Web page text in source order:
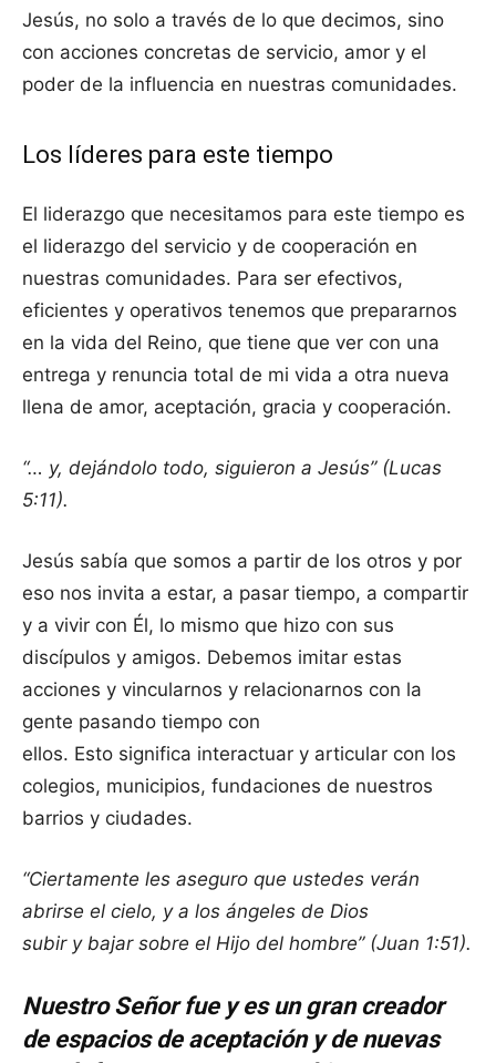
Jesús, no solo a través de lo que decimos, sino
con acciones concretas de servicio, amor y el
poder de la influencia en nuestras comunidades.
Los líderes para este tiempo
El liderazgo que necesitamos para este tiempo es
el liderazgo del servicio y de cooperación en
nuestras comunidades. Para ser efectivos,
eficientes y operativos tenemos que prepararnos
en la vida del Reino, que tiene que ver con una
entrega y renuncia total de mi vida a otra nueva
llena de amor, aceptación, gracia y cooperación.
“… y, dejándolo todo, siguieron a Jesús” (Lucas
5:11).
Jesús sabía que somos a partir de los otros y por
eso nos invita a estar, a pasar tiempo, a compartir
y a vivir con Él, lo mismo que hizo con sus
discípulos y amigos. Debemos imitar estas
acciones y vincularnos y relacionarnos con la
gente pasando tiempo con
ellos. Esto significa interactuar y articular con los
colegios, municipios, fundaciones de nuestros
barrios y ciudades.
“Ciertamente les aseguro que ustedes verán
abrirse el cielo, y a los ángeles de Dios
subir y bajar sobre el Hijo del hombre” (Juan 1:51).
Nuestro Señor fue y es un gran creador
de espacios de aceptación y de nuevas